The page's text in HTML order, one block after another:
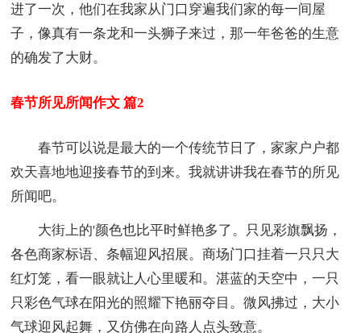
进了一次，他们在我家从门口穿遍我们家的每一间屋
子，像真有一条龙和一头狮子来过，那一年爸爸的生意
的确发了大财。
春节所见所闻作文 篇2
春节可以说是最大的一个传统节日了，家家户户都
欢天喜地地迎接春节的到来。我就讲讲我在春节的所见
所闻吧。
大街上的'颜色也比平时鲜艳多了。只见彩旗飘扬，
各色商家标语、条幅迎风招展。商场门口挂着一只只大
红灯笼，看一眼就让人心里暖和。湛蓝的天空中，一只
只彩色气球在阳光的照耀下艳丽夺目。微风拂过，大小
气球迎风起舞，又仿佛在向路人点头致意。